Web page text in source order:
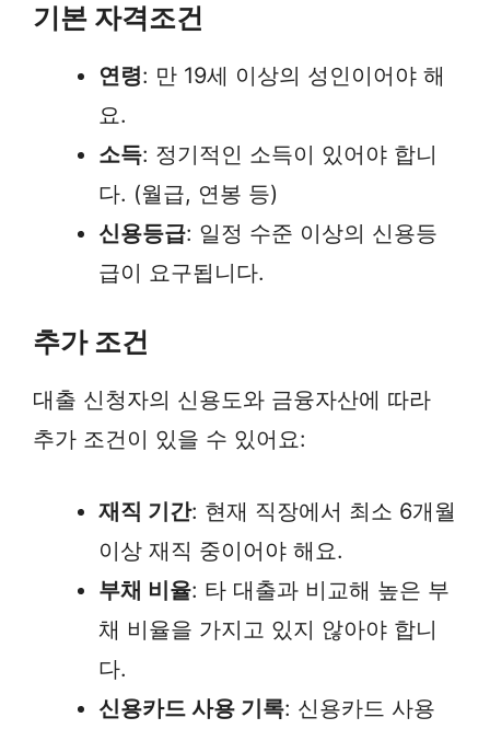
기본 자격조건
연령: 만 19세 이상의 성인이어야 해
요.
소득: 정기적인 소득이 있어야 합니
다. (월급, 연봉 등)
신용등급: 일정 수준 이상의 신용등
급이 요구됩니다.
추가 조건
대출 신청자의 신용도와 금융자산에 따라
추가 조건이 있을 수 있어요:
재직 기간: 현재 직장에서 최소 6개월
이상 재직 중이어야 해요.
부채 비율: 타 대출과 비교해 높은 부
채 비율을 가지고 있지 않아야 합니
다.
신용카드 사용 기록: 신용카드 사용